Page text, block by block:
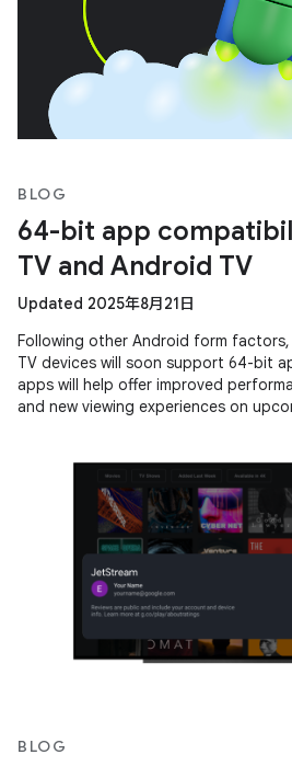
BLOG
64-bit app
TV and Android TV
Updated 2025年8月21日
Following other Android form
TV devices will soon support 64-bit
apps will help offer improved
and new viewing experiences on
BLOG